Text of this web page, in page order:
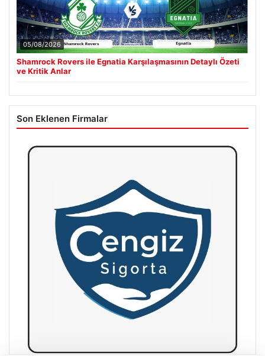
05/08/2026
Shamrock Rovers ile Egnatia Karşılaşmasının Detaylı Özeti
ve Kritik Anlar
Son Eklenen Firmalar